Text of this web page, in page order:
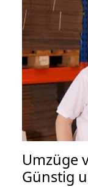
Umzüge
Günstig